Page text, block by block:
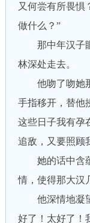
又何尝有所畏惧
做什么？”
那中年汉子眼
林深处走去。
他吻了吻她那
手指移开，替他
这些日子我有孕
追敌，又要照
她的话中含蕴
情，使得那大汉
他深情地凝望
好了！太好了